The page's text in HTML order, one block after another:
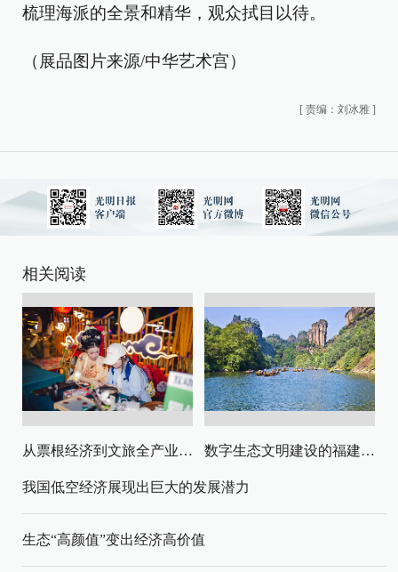
梳理海派的全景和精华，观众拭目以待。
（展品图片来源/中华艺术宫）
[ 责编：刘冰雅 ]
相关阅读
从票根经济到文旅全产业链升级 数字生态文明建设的福建路径与启示
我国低空经济展现出巨大的发展潜力
生态“高颜值”变出经济高价值